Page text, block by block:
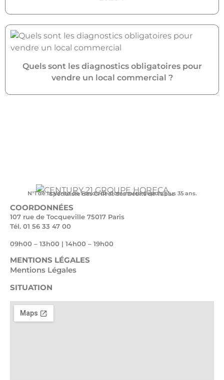
Quels sont les diagnostics obligatoires pour
vendre un local commercial ?
N°1 de la Vente de Fonds de Commerce depuis plus 35 ans.
Spécialiste des CHR et des Débits de Tabac
COORDONNÉES
107 rue de Tocqueville 75017 Paris
Tél. 01 56 33 47 00
09h00 – 13h00 | 14h00 – 19h00
MENTIONS LÉGALES
Mentions Légales
SITUATION